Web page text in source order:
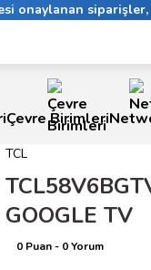
onaylanan
Çevre Birimleri
TCL
GOOGLE TV
0 Puan - 0 Yorum